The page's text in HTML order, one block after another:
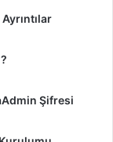
Şifresi